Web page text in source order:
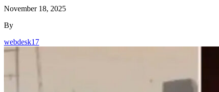
November 18, 2025
By
webdesk17